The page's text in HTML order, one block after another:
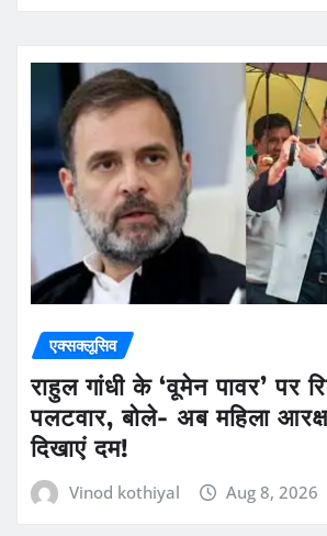
एक्सक्लूसिव
राहुल गांधी के ‘वूमेन पावर’ पर
पलटवार, बोले- अब महिला
दिखाएं दम!
Vinod kothiyal Aug 8, 2026